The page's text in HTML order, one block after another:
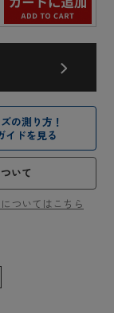
の測り方！
イドを見る
いて
ついてはこちら